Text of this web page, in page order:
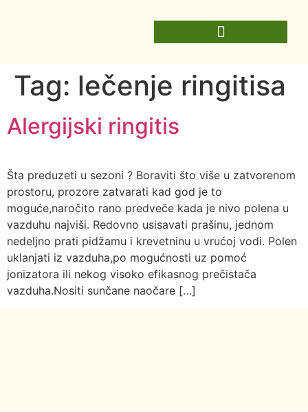
Tag: lečenje ringitisa
Alergijski ringitis
Šta preduzeti u sezoni ? Boraviti što više u zatvorenom
prostoru, prozore zatvarati kad god je to
moguće,naročito rano predveče kada je nivo polena u
vazduhu najviši. Redovno usisavati prašinu, jednom
nedeljno prati pidžamu i krevetninu u vrućoj vodi. Polen
uklanjati iz vazduha,po mogućnosti uz pomoć
jonizatora ili nekog visoko efikasnog prečistača
vazduha.Nositi sunčane naočare […]